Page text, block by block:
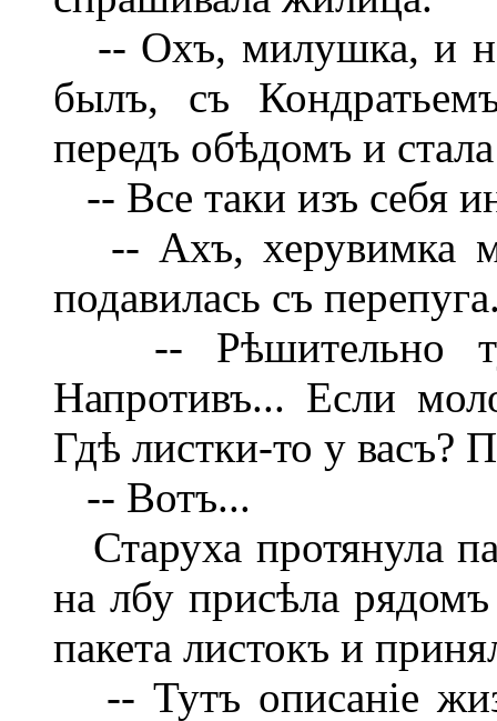
-- Охъ, милушка, и
былъ, съ
передъ обѣдомъ и
-- Все таки изъ себя
-- Ахъ, херувимка
подавилась съ
-- Рѣшительно
Напротивъ... Если
Гдѣ листки-то у васъ?
-- Вотъ...
Старуха протянула
на лбу присѣла
пакета листокъ и
-- Тутъ описаніе